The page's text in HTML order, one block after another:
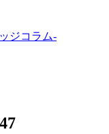
ジコラム-